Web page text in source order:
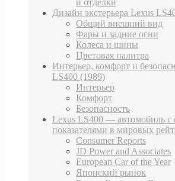
и отделки
Дизайн экстерьера Lexus
Общий внешний вид
Фары и задние огни
Колеса и шины
Цветовая палитра
Интерьер, комфорт и
LS400 (1989)
Интерьер
Комфорт
Безопасность
Lexus LS400 — автомобиль с
показателями в мировых
Consumer Reports
JD Power and Associates
European Car of the Year
Японский рынок